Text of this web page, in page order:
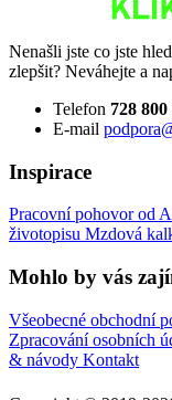
Nenašli jste co jste
zlepšit? Neváhejte a
Telefon 728 800
E-mail
Inspirace
Pracovní pohovor od
životopisu Mzdová
Mohlo by vás
Všeobecné obchodní
Zpracování osobních
& návody Kontakt